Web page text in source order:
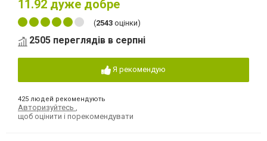
11.92 дуже добре
(2543 оцінки)
2505 переглядів в серпні
Я рекомендую
425 людей рекомендують
Авторизуйтесь
щоб оцінити і порекомендувати